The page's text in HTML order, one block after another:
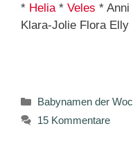
* Helia * Veles * Anni
Klara-Jolie Flora Elly
Kategorien
Babynamen der
15 Kommentare